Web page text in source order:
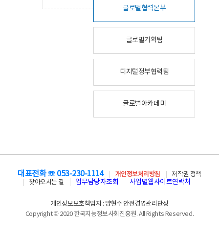
글로벌협력본부
글로벌기획팀
디지털정부협력팀
글로벌아카데미
대표전화 ☏ 053-230-1114 개인정보처리방침
저작권 정책
찾아오시는 길
업무담당자조회 사업별웹사이트연락처
개인정보보호책임자 : 양현수 안전경영관리단장
Copyright © 2020 한국지능정보사회진흥원. All Rights Reserved.